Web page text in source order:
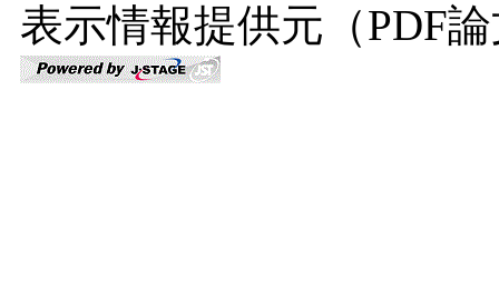
表示情報提供元（PDF